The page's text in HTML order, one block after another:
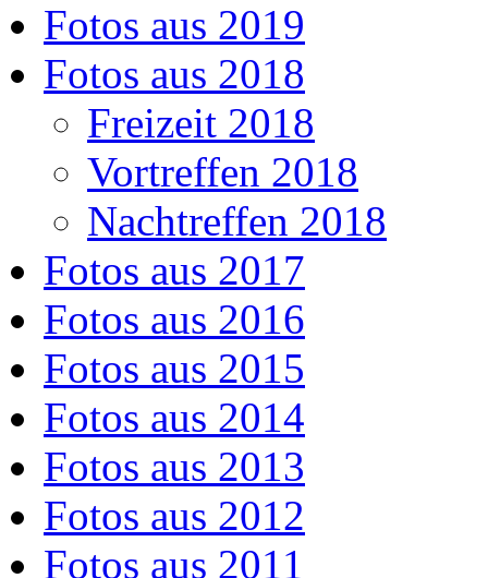
Fotos aus 2019
Fotos aus 2018
Freizeit 2018
Vortreffen 2018
Nachtreffen 2018
Fotos aus 2017
Fotos aus 2016
Fotos aus 2015
Fotos aus 2014
Fotos aus 2013
Fotos aus 2012
Fotos aus 2011